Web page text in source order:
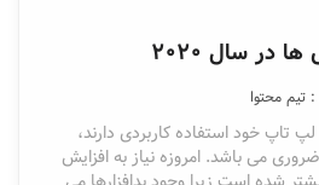
در سال 2020
تیم محتوا
لپ تاپ خود استفاده کاربردی دارند،
می باشد. امروزه نیاز به افزایش